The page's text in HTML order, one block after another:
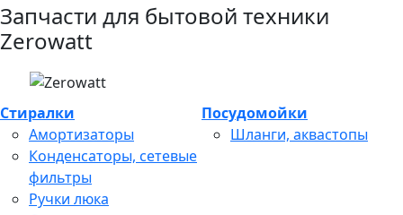
Запчасти для бытовой техники
Zerowatt
Стиралки
Амортизаторы
Конденсаторы, сетевые
фильтры
Ручки люка
Посудомойки
Шланги, аквастопы